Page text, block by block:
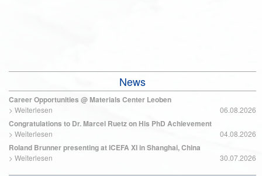
News
Career Opportunities @ Materials Center Leoben
> Weiterlesen 06.08.2026
Congratulations to Dr. Marcel Ruetz on His PhD Achievement
> Weiterlesen 04.08.2026
Roland Brunner presenting at ICEFA XI in Shanghai, China
> Weiterlesen 30.07.2026